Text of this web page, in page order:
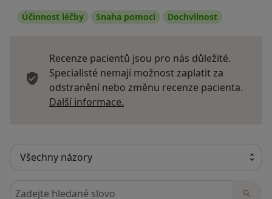
Účinnost léčby Snaha pomoci Dochvilnost
Recenze pacientů jsou pro nás důležité.
Specialisté nemají možnost zaplatit za
odstranění nebo změnu recenze pacienta.
Další informace.
Hledejte v názorech